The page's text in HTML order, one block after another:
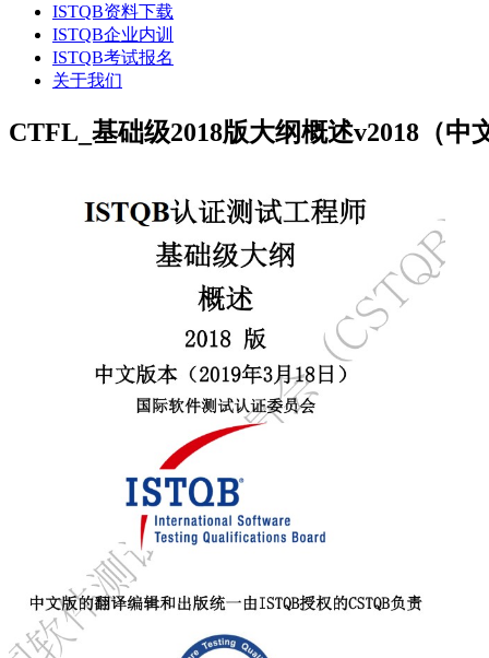
ISTQB资料下载
ISTQB企业内训
ISTQB考试报名
关于我们
CTFL_基础级2018版大纲概述v2018（中